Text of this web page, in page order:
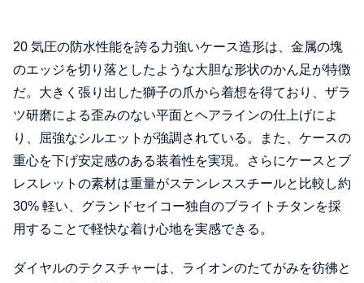
20 気圧の防水性能を誇る力強いケース造形は、金属の塊
のエッジを切り落としたような大胆な形状のかん足が特徴
だ。大きく張り出した獅子の爪から着想を得ており、ザラ
ツ研磨による歪みのない平面とヘアラインの仕上げによ
り、屈強なシルエットが強調されている。また、ケースの
重心を下げ安定感のある装着性を実現。さらにケースとブ
レスレットの素材は重量がステンレススチールと比較し約
30% 軽い、グランドセイコー独自のブライトチタンを採
用することで軽快な着け心地を実感できる。
ダイヤルのテクスチャーは、ライオンのたてがみを彷彿と